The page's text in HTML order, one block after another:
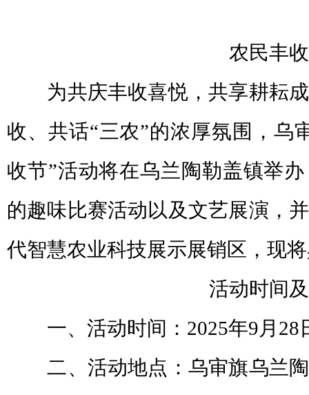
农民丰收
为共庆丰收喜悦，共享耕耘成
收、共话“三农”的浓厚氛围，乌
收节”活动将在乌兰陶勒盖镇举
的趣味比赛活动以及文艺展演，
代智慧农业科技展示展销区，现
活动时间及
一、活动时间：2025年9月28
二、活动地点：乌审旗乌兰陶